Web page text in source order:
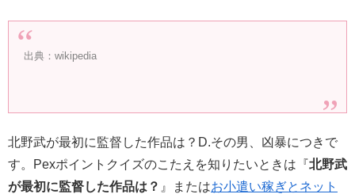
出典：wikipedia
北野武が最初に監督した作品は？D.その男、凶暴につきで
す。Pexポイントクイズのこたえを知りたいときは『北野武
が最初に監督した作品は？ 』またはお小遣い稼ぎとネット